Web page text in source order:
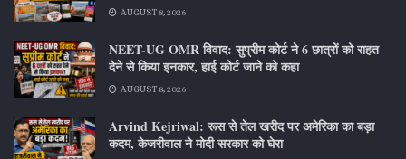
AUGUST 8, 2026
NEET-UG OMR विवाद: सुप्रीम कोर्ट ने 6 छात्रों को राहत
देने से किया इनकार, हाई कोर्ट जाने को कहा
AUGUST 8, 2026
Arvind Kejriwal: रूस से तेल खरीद पर अमेरिका का बड़ा
कदम, केजरीवाल ने मोदी सरकार को घेरा